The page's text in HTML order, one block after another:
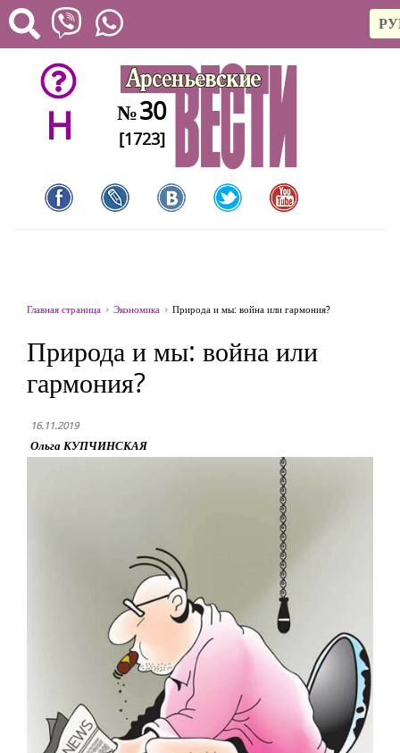
H №30
[1723]
Главная страница Экономика Природа и мы: война или гармония?
Природа и мы: война или
гармония?
16.11.2019
Ольга КУПЧИНСКАЯ